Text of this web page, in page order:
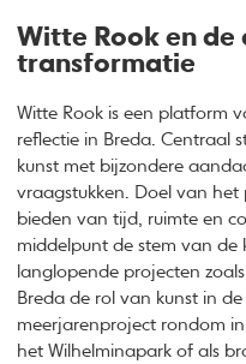
Witte Rook en de
transformatie
Witte Rook is een platform
reflectie in Breda. Centraal
kunst met bijzondere
vraagstukken. Doel van
bieden van tijd, ruimte en
middelpunt de stem van de
langlopende projecten
Breda de rol van kunst in
meerjarenproject rondom
het Wilhelminapark of als